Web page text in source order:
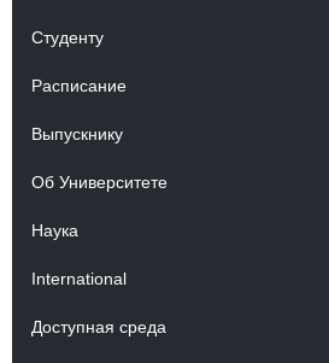
Студенту
Расписание
Выпускнику
Об Университете
Наука
International
Доступная среда